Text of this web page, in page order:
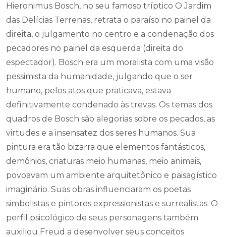
Hieronimus Bosch, no seu famoso tríptico O Jardim
das Delícias Terrenas, retrata o paraíso no painel da
direita, o julgamento no centro e a condenação dos
pecadores no painel da esquerda (direita do
espectador). Bosch era um moralista com uma visão
pessimista da humanidade, julgando que o ser
humano, pelos atos que praticava, estava
definitivamente condenado às trevas. Os temas dos
quadros de Bosch são alegorias sobre os pecados, as
virtudes e a insensatez dos seres humanos. Sua
pintura era tão bizarra que elementos fantásticos,
demônios, criaturas meio humanas, meio animais,
povoavam um ambiente arquitetônico e paisagístico
imaginário. Suas obras influenciaram os poetas
simbolistas e pintores expressionistas e surrealistas. O
perfil psicológico de seus personagens também
auxiliou Freud a desenvolver seus conceitos